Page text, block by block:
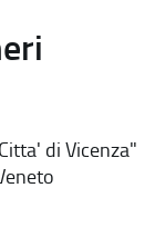
di Vicenza"